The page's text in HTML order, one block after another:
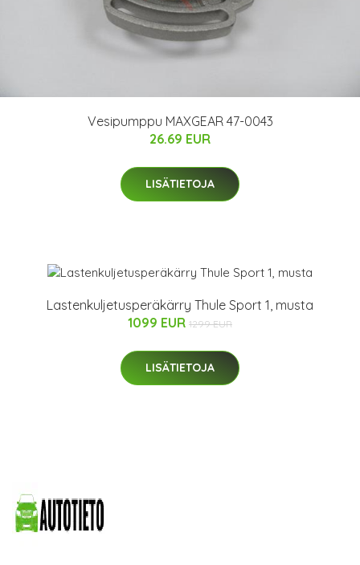
Vesipumppu MAXGEAR 47-0043
26.69 EUR
LISÄTIETOJA
Lastenkuljetusperäkärry Thule Sport 1, musta
1099 EUR 1299 EUR
LISÄTIETOJA